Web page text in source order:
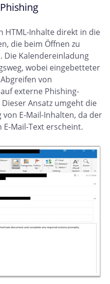
HTML-Inhalte direkt in die
die beim Öffnen zu
Die Kalendereinladung
wobei eingebetteter
von
externe Phishing-
Ansatz umgeht die
E-Mail-Inhalten, da der
Mail-Text erscheint.